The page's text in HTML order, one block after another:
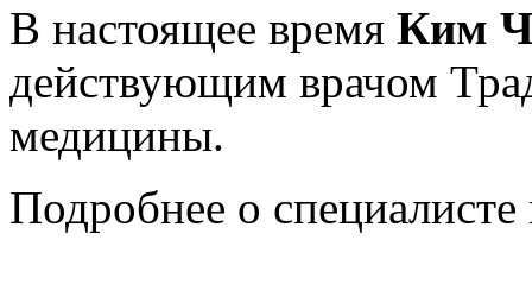
В настоящее время Ким
действующим врачом
медицины.
Подробнее о